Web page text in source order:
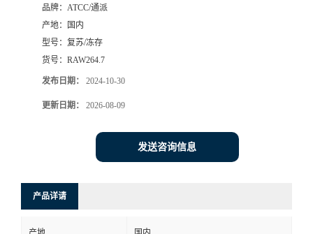
品牌： ATCC/通派
产地：
国内
型号： 复苏/冻存
货号： RAW264.7
发布日期： 2024-10-30
更新日期： 2026-08-09
发送咨询信息
产品详请